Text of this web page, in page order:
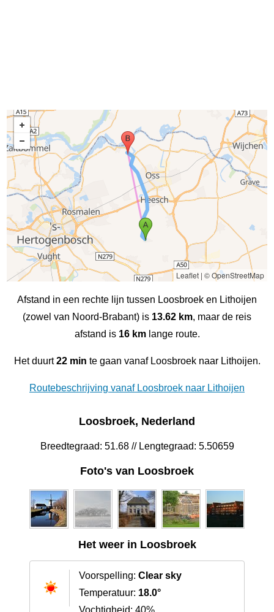
Leaflet| © OpenStreetMap
Afstand in een rechte lijn tussen Loosbroek en Lithoijen
(zowel van Noord-Brabant) is 13.62 km, maar de reis
afstand is 16 kmlange route.
Het duurt22 min te gaan vanaf Loosbroek naar Lithoijen.
Routebeschrijving vanaf Loosbroek naar Lithoijen
Loosbroek, Nederland
Breedtegraad: 51.68 // Lengtegraad: 5.50659
Foto's van Loosbroek
Het weer in Loosbroek
Voorspelling: Clear sky
Temperatuur: 18.0°